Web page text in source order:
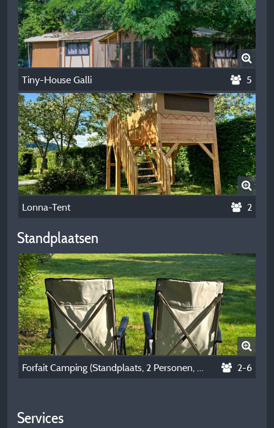
Tiny-House Galli 5
Lonna-Tent 2
Standplaatsen
Forfait Camping (Standplaats, 2 Personen, 1 Voertuig) 2-6
Services